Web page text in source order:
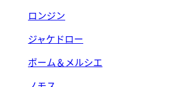
ロンジン
ジャケドロー
ボーム＆メルシエ